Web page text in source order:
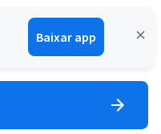
Baixar app
Entrar